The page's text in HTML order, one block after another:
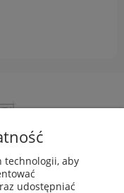
technologii, aby
udostępniać